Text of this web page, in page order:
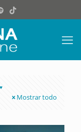
Mostrar todo